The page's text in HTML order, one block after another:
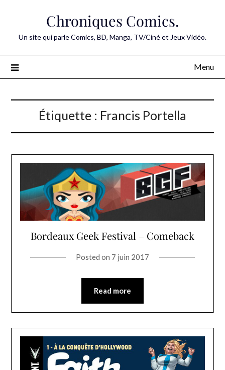
Chroniques Comics.
Un site qui parle Comics, BD, Manga, TV/Ciné et Jeux Vidéo.
Menu
Étiquette : Francis Portella
Bordeaux Geek Festival – Comeback
Posted on 7 juin 2017
Read more